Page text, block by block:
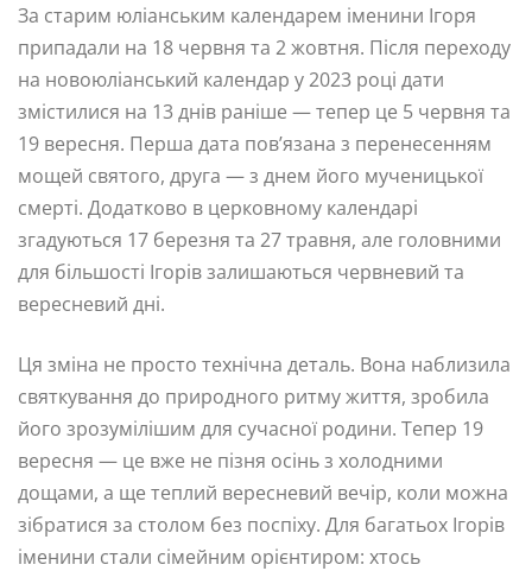
За старим юліанським календарем іменини Ігоря
припадали на 18 червня та 2 жовтня. Після переходу
на новоюліанський календар у 2023 році дати
змістилися на 13 днів раніше — тепер це 5 червня та
19 вересня. Перша дата пов’язана з перенесенням
мощей святого, друга — з днем його мученицької
смерті. Додатково в церковному календарі
згадуються 17 березня та 27 травня, але головними
для більшості Ігорів залишаються червневий та
вересневий дні.
Ця зміна не просто технічна деталь. Вона наблизила
святкування до природного ритму життя, зробила
його зрозумілішим для сучасної родини. Тепер 19
вересня — це вже не пізня осінь з холодними
дощами, а ще теплий вересневий вечір, коли можна
зібратися за столом без поспіху. Для багатьох Ігорів
іменини стали сімейним орієнтиром: хтось